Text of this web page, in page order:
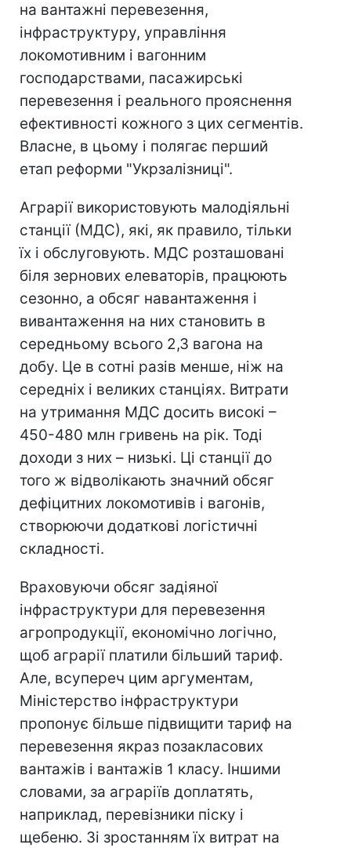
на вантажні перевезення,
інфраструктуру, управління
локомотивним і вагонним
господарствами, пасажирські
перевезення і реального прояснення
ефективності кожного з цих сегментів.
Власне, в цьому і полягає перший
етап реформи "Укрзалізниці".
Аграрії використовують малодіяльні
станції (МДС), які, як правило, тільки
їх і обслуговують. МДС розташовані
біля зернових елеваторів, працюють
сезонно, а обсяг навантаження і
вивантаження на них становить в
середньому всього 2,3 вагона на
добу. Це в сотні разів менше, ніж на
середніх і великих станціях. Витрати
на утримання МДС досить високі –
450-480 млн гривень на рік. Тоді
доходи з них – низькі. Ці станції до
того ж відволікають значний обсяг
дефіцитних локомотивів і вагонів,
створюючи додаткові логістичні
складності.
Враховуючи обсяг задіяної
інфраструктури для перевезення
агропродукції, економічно логічно,
щоб аграрії платили більший тариф.
Але, всупереч цим аргументам,
Міністерство інфраструктури
пропонує більше підвищити тариф на
перевезення якраз позакласових
вантажів і вантажів 1 класу. Іншими
словами, за аграріїв доплатять,
наприклад, перевізники піску і
щебеню. Зі зростанням їх витрат на